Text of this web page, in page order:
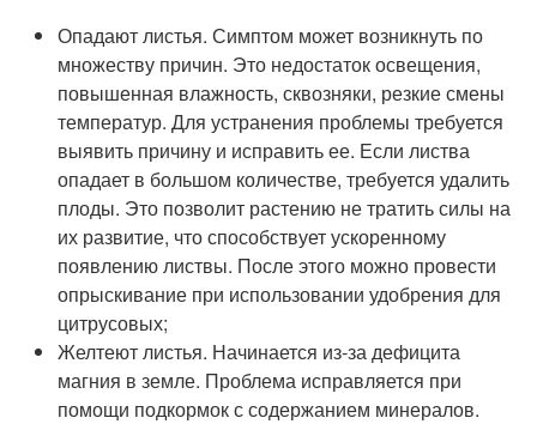
Опадают листья. Симптом может возникнуть по
множеству причин. Это недостаток освещения,
повышенная влажность, сквозняки, резкие смены
температур. Для устранения проблемы требуется
выявить причину и исправить ее. Если листва
опадает в большом количестве, требуется удалить
плоды. Это позволит растению не тратить силы на
их развитие, что способствует ускоренному
появлению листвы. После этого можно провести
опрыскивание при использовании удобрения для
цитрусовых;
Желтеют листья. Начинается из-за дефицита
магния в земле. Проблема исправляется при
помощи подкормок с содержанием минералов.